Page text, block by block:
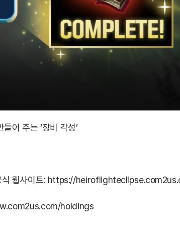
어 주는 ‘장비 각성’
웹사이트: https://
holdings